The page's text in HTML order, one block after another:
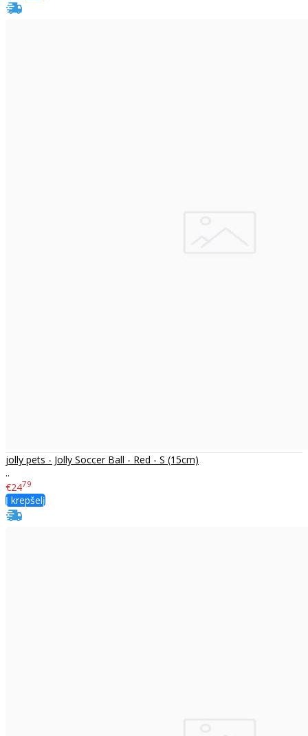
jolly pets - Jolly Soccer Ball - Red - S (15cm)
..
€2479
Į krepšelį